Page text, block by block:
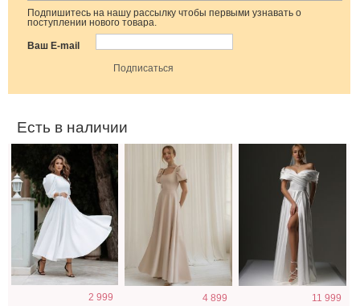
Подпишитесь на нашу рассылку чтобы первыми узнавать о
поступлении нового товара.
Ваш E-mail
Есть в наличии
Нарядное
элегантное
молочное платье
миди длины с
2 999
Светлое бежевое
4 899
Длинное
11 999
Молочное
атласное платье
Короткое черное
нарядное
Фатиновое
короткое белое